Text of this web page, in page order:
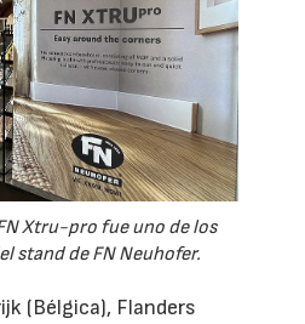
Xtru-pro fue uno de los
stand de FN Neuhofer.
(Bélgica), Flanders